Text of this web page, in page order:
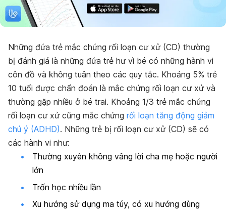
Những đứa trẻ mắc chứng rối loạn cư xử (CD) thường
bị đánh giá là những đứa trẻ hư vì bé có những hành vi
côn đồ và không tuân theo các quy tắc. Khoảng 5% trẻ
10 tuổi được chẩn đoán là mắc chứng rối loạn cư xử và
thường gặp nhiều ở bé trai. Khoảng 1/3 trẻ mắc chứng
rối loạn cư xử cũng mắc chứng rối loạn tăng động giảm
chú ý (ADHD). Những trẻ bị rối loạn cư xử (CD) sẽ có
các hành vi như:
Thường xuyên không vâng lời cha mẹ hoặc người
lớn
Trốn học nhiều lần
Xu hướng sử dụng ma túy, có xu hướng dùng